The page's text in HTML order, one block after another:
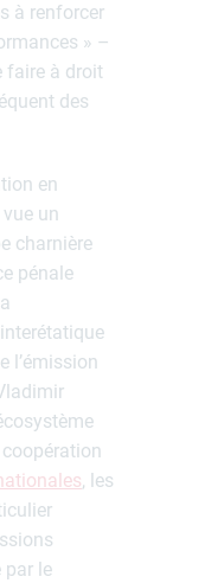
à renforcer
» –
faire à droit
des
en
un
charnière
pénale
l’émission
, les
par le